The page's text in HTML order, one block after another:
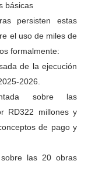
básicas
persisten estas
el uso de miles de
formalmente:
de la ejecución
2026.
sobre las
RD322 millones y
de pago y
las 20 obras